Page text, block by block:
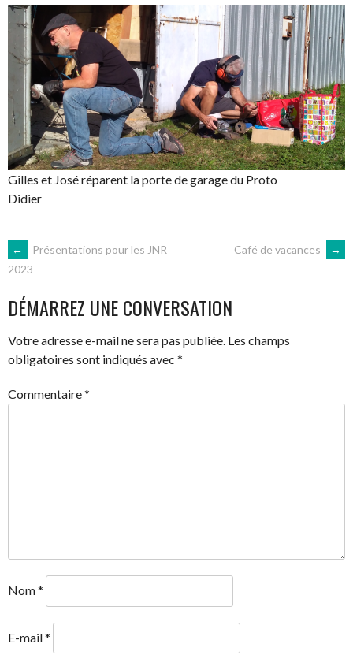
Gilles et José réparent la porte de garage du Proto
Didier
NAVIGATION
DES
ARTICLES
←
Présentations pour les JNR
2023
Café de vacances →
DÉMARREZ UNE CONVERSATION
Votre adresse e-mail ne sera pas publiée. Les champs
obligatoires sont indiqués avec *
Commentaire*
Nom*
E-mail*